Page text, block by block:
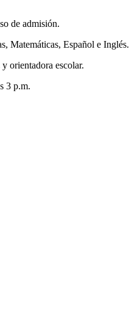
de admisión.
Matemáticas, Español e Inglés.
orientadora escolar.
3 p.m.